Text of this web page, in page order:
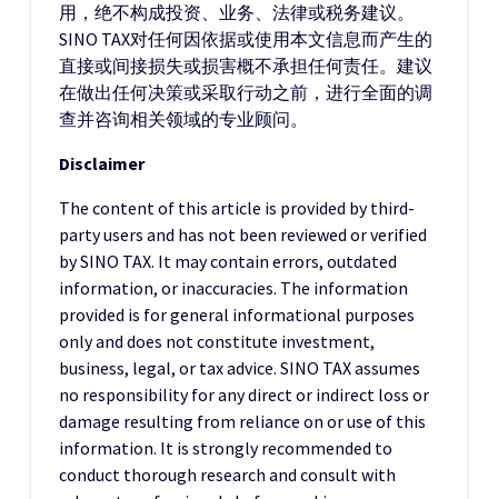
用，绝不构成投资、业务、法律或税务建议。
SINO TAX对任何因依据或使用本文信息而产生的
直接或间接损失或损害概不承担任何责任。建议
在做出任何决策或采取行动之前，进行全面的调
查并咨询相关领域的专业顾问。
Disclaimer
The content of this article is provided by third-
party users and has not been reviewed or verified
by SINO TAX. It may contain errors, outdated
information, or inaccuracies. The information
provided is for general informational purposes
only and does not constitute investment,
business, legal, or tax advice. SINO TAX assumes
no responsibility for any direct or indirect loss or
damage resulting from reliance on or use of this
information. It is strongly recommended to
conduct thorough research and consult with